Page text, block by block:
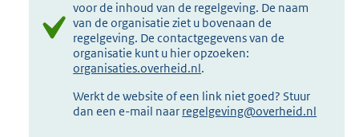
voor de inhoud van de regelgeving. De naam
van de organisatie ziet u bovenaan de
regelgeving. De contactgegevens van de
organisatie kunt u hier opzoeken:
organisaties.overheid.nl.
Werkt de website of een link niet goed? Stuur
dan een e-mail naar regelgeving@overheid.nl